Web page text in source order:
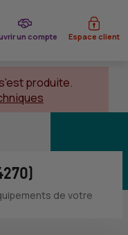
le site
un compte
du CIC Espace client
produite.
de votre